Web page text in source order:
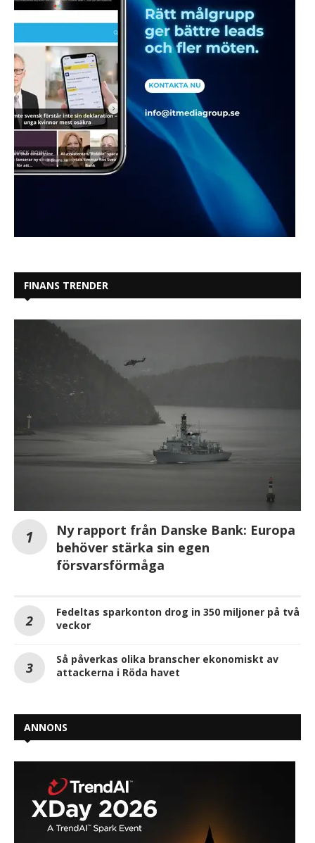
FINANS TRENDER
Ny rapport från Danske Bank: Europa
behöver stärka sin egen
försvarsförmåga
Fedeltas sparkonton drog in 350 miljoner på två
veckor
Så påverkas olika branscher ekonomiskt av
attackerna i Röda havet
ANNONS